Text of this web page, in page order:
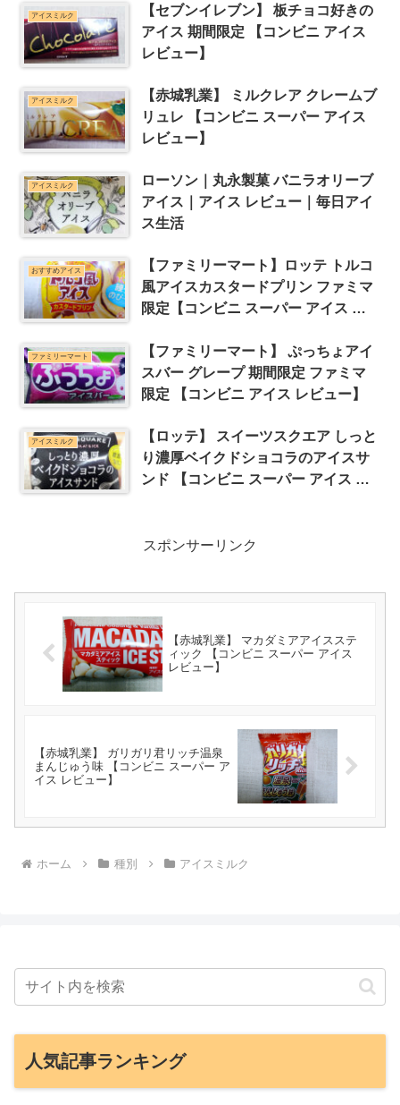
アイスミルク
【セブンイレブン】 板チョコ好きの
アイス 期間限定 【コンビニ アイス
レビュー】
アイスミルク
【赤城乳業】 ミルクレア クレームブ
リュレ 【コンビニ スーパー アイス
レビュー】
アイスミルク
ローソン｜丸永製菓 バニラオリーブ
アイス｜アイス レビュー｜毎日アイ
ス生活
おすすめアイス
【ファミリーマート】ロッテ トルコ
風アイスカスタードプリン ファミマ
限定【コンビニ スーパー アイス レ
ファミリーマート
【ファミリーマート】 ぷっちょアイ
スバー グレープ 期間限定 ファミマ
限定 【コンビニ アイス レビュー】
アイスミルク
【ロッテ】 スイーツスクエア しっと
り濃厚ベイクドショコラのアイスサ
ンド 【コンビニ スーパー アイス レ
スポンサーリンク
【赤城乳業】 マカダミアアイスステ
ィック 【コンビニ スーパー アイス
レビュー】
【赤城乳業】 ガリガリ君リッチ温泉
まんじゅう味 【コンビニ スーパー ア
イス レビュー】
ホーム 種別 アイスミルク
人気記事ランキング